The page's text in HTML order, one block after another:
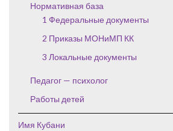
Нормативная база
1 Федеральные документы
2 Приказы МОНиМП КК
3 Локальные документы
Педагог — психолог
Работы детей
Имя Кубани